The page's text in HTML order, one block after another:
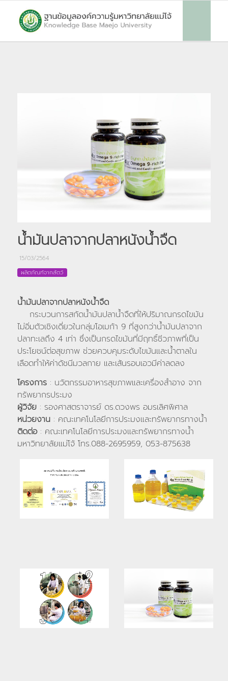
น้ำมันปลาจากปลาหนังน้ำจืด
15/03/2564
ผลิตภัณฑ์จากสัตว์
น้ำมันปลาจากปลาหนังน้ำจืด
กระบวนการสกัดน้ำมันปลาน้ำจืดที่ให้ปริมาณกรดไขมัน
ไม่อิ่มตัวเชิงเดี่ยวในกลุ่มโอเมก้า 9 ที่สูงกว่าน้ำมันปลาจาก
ปลาทะเลถึง 4 เท่า ซึ่งเป็นกรดไขมันที่มีฤทธิ์ชีวภาพที่เป็น
ประโยชน์ต่อสุขภาพ ช่วยควบคุมระดับไขมันและน้ำตาลใน
เลือดทำให้ค่าดัชนีมวลกาย และเส้นรอบเอวมีค่าลดลง
โครงการ: นวัตกรรมอาหารสุขภาพและเครื่องสำอาง จาก
ทรัพยากรประมง
ผู้วิจัย: รองศาสตราจารย์ ดร.ดวงพร อมรเลิศพิศาล
หน่วยงาน: คณะเทคโนโลยีการประมงและทรัพยากรทางน้ำ
ติดต่อ: คณะเทคโนโลยีการประมงและทรัพยากรทางน้ำ
มหาวิทยาลัยแม่โจ้ โทร.088-2695959, 053-875638